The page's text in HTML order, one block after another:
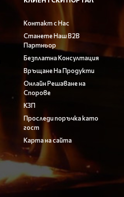
Контакт с Нас
Станете Наш B2B
Партньор
Безплатна Консултация
Връщане На Продукти
Онлайн Решаване на
Спорове
КЗП
Проследи поръчка като
гост
Карта на сайта